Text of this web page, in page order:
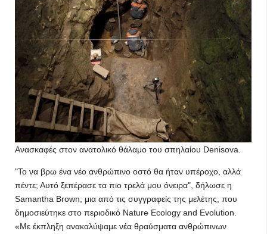
Ανασκαφές στον ανατολικό θάλαμο του σπηλαίου Denisova.
"Το να βρω ένα νέο ανθρώπινο οστό θα ήταν υπέροχο, αλλά
πέντε; Αυτό ξεπέρασε τα πιο τρελά μου όνειρα", δήλωσε η
Samantha Brown, μια από τις συγγραφείς της μελέτης, που
δημοσιεύτηκε στο περιοδικό Nature Ecology and Evolution.
«Με έκπληξη ανακαλύψαμε νέα θραύσματα ανθρώπινων